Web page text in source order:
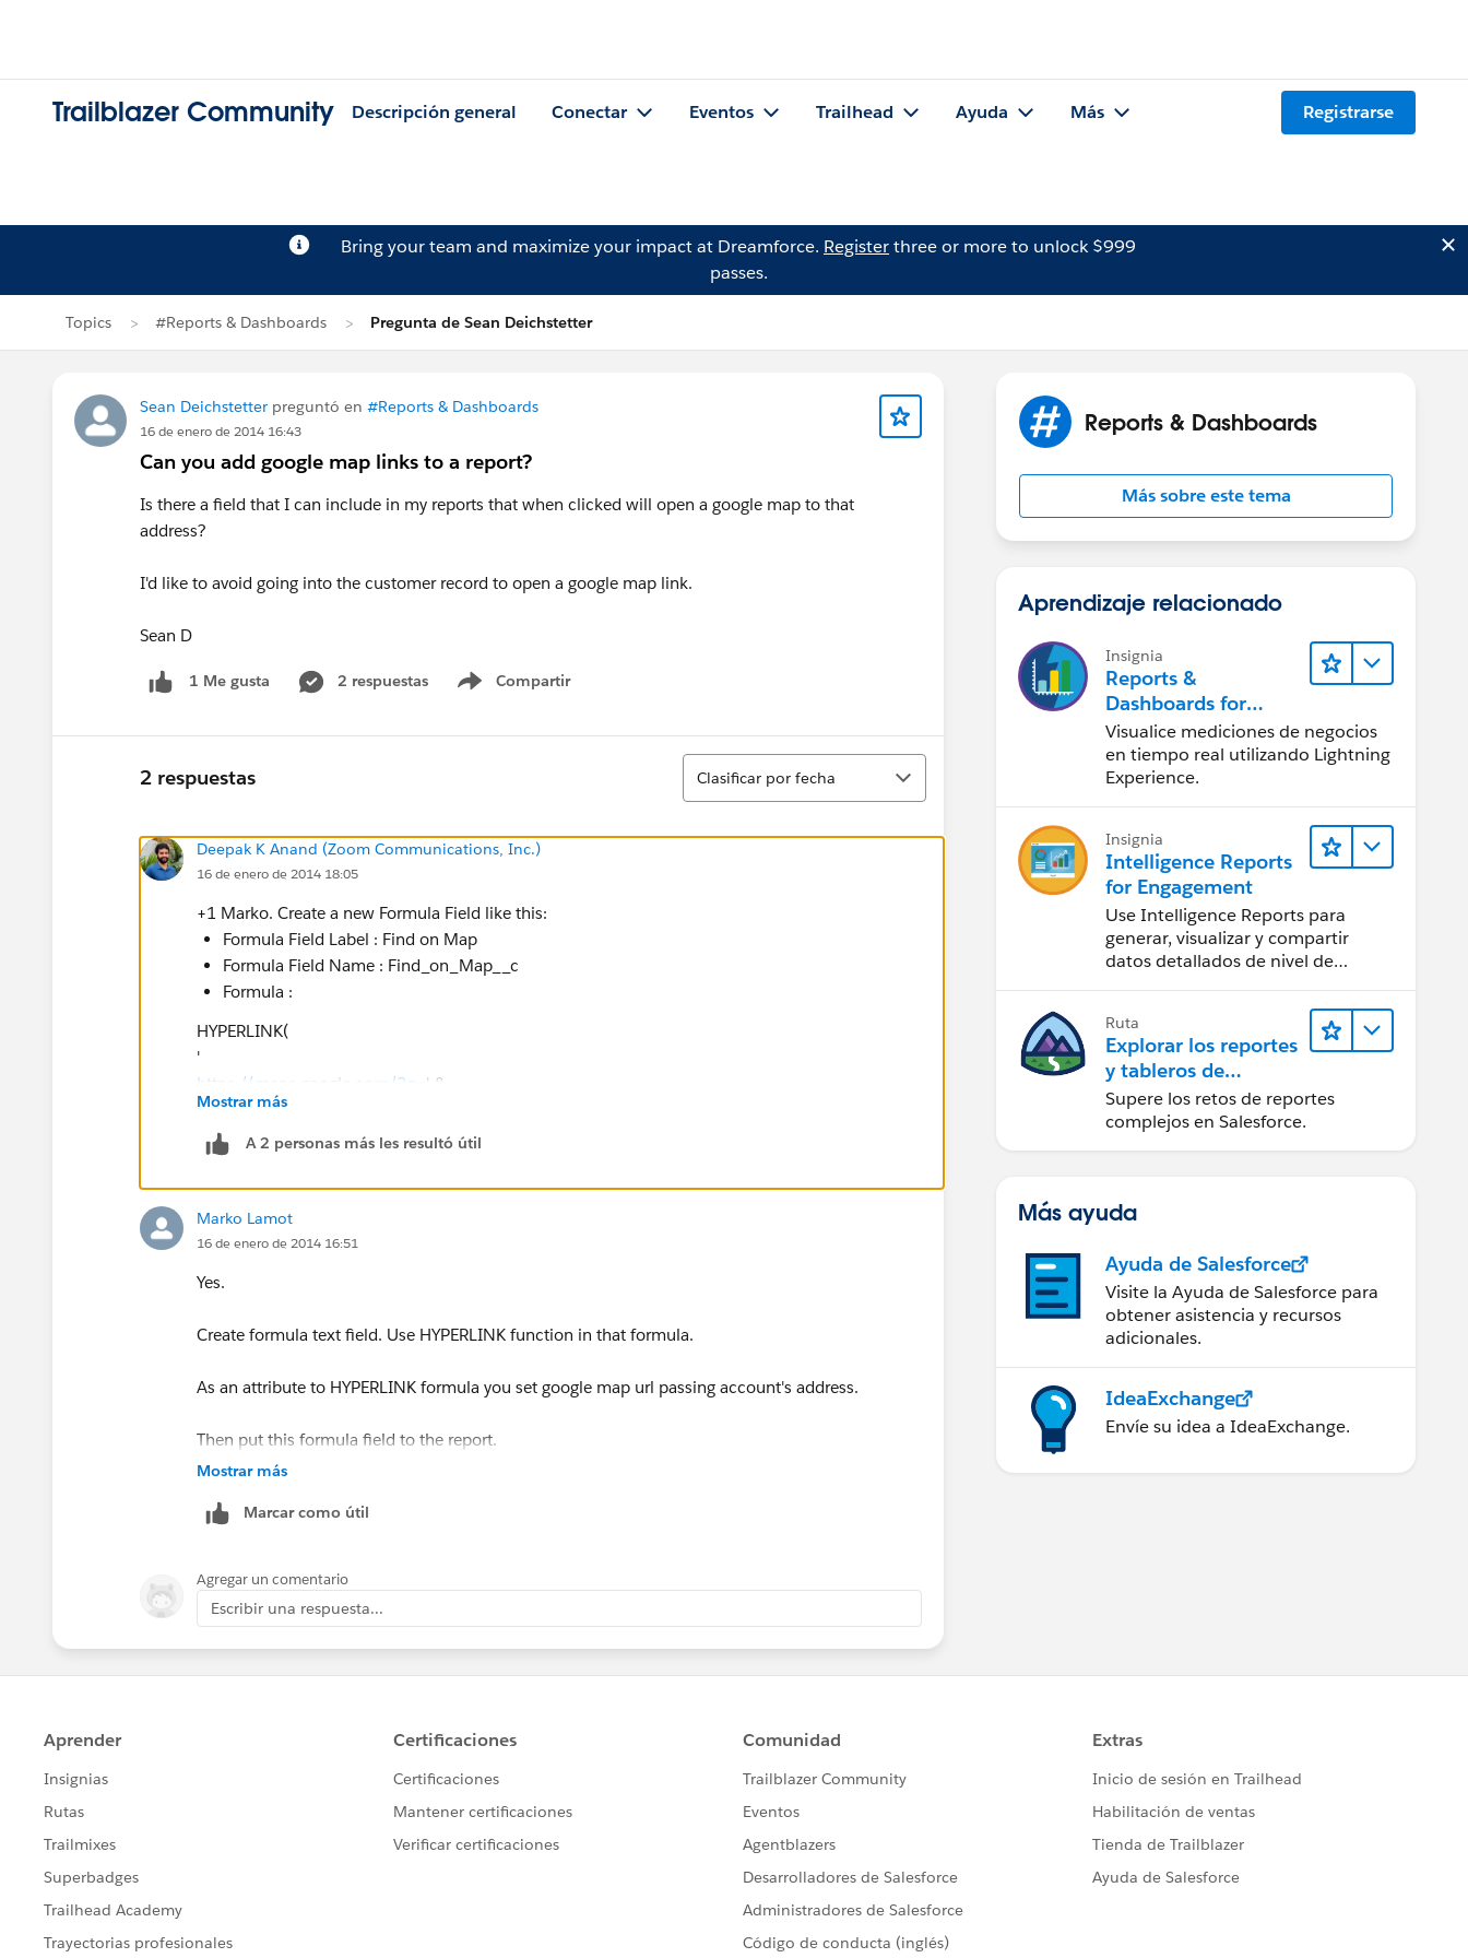
Trailblazer Community Descripción general Conectar Eventos Trailhead Ayuda Más Registrarse
Bring your team and maximize your impact at Dreamforce. Registerthree or more to unlock $999
passes.
Topics #Reports & Dashboards Pregunta de Sean Deichstetter
Sean Deichstetter preguntó en #Reports & Dashboards
16 de enero de 2014 16:43
Can you add google map links to a report?
Is there a field that I can include in my reports that when clicked will open a google map to that
address?
I'd like to avoid going into the customer record to open a google map link.
Sean D
1 Me gusta 2 respuestas Compartir
Show menu
2 respuestas
Ordenar
Clasificar por fecha
Deepak K Anand (‎‎‎‎‎‎Zoom Communications, Inc.)
16 de enero de 2014 18:05
+1 Marko. Create a new Formula Field like this:
Formula Field Label : Find on Map
Formula Field Name : Find_on_Map__c
Formula :
HYPERLINK(
'
https://maps.google.com/?q= ' &
MailingStreet & ',' &
MailingCity & ',' &
MailingState & ',' &
MailingCountry ,
'Find On Map'
use the Insert Field button when on the Advanced Formula Tab to grab the API Names of the
Fields.
Mostrar más
A 2 personas más les resultó útil
Marko Lamot
16 de enero de 2014 16:51
Yes.
Create formula text field. Use HYPERLINK function in that formula.
As an attribute to HYPERLINK formula you set google map url passing account's address.
Then put this formula field to the report.
Mostrar más
Marcar como útil
Agregar un comentario
Escribir una respuesta...
Reports & Dashboards
Más sobre este tema
Aprendizaje relacionado
Insignia
Reports &
Dashboards for
Lightning Experience
Visualice mediciones de negocios
en tiempo real utilizando Lightning
Experience.
Insignia
Intelligence Reports
for Engagement
Use Intelligence Reports para
generar, visualizar y compartir
datos detallados de nivel de
Ruta
Explorar los reportes
y tableros de
Lightning Experience
Supere los retos de reportes
complejos en Salesforce.
Más ayuda
Ayuda de Salesforce
Visite la Ayuda de Salesforce para
obtener asistencia y recursos
adicionales.
IdeaExchange
Envíe su idea a IdeaExchange.